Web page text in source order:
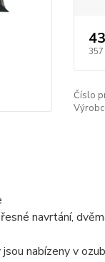
357
Číslo
navrtání,
nabízeny v